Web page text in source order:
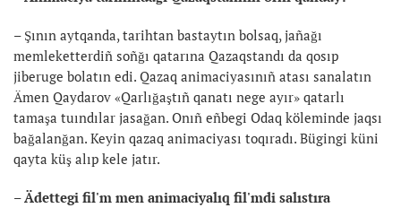
– Şının aytqanda, tarihtan bastaytın bolsaq, jañağı
memleketterdiñ soñğı qatarına Qazaqstandı da qosıp
jiberuge bolatın edi. Qazaq animaciyasınıñ atası sanalatın
Ämen Qaydarov «Qarlığaştıñ qanatı nege ayır» qatarlı
tamaşa tuındılar jasağan. Onıñ eñbegi Odaq köleminde jaqsı
bağalanğan. Keyin qazaq animaciyası toqıradı. Bügingi küni
qayta küş alıp kele jatır.
– Ädettegi fil'm men animaciyalıq fil'mdi salıstıra